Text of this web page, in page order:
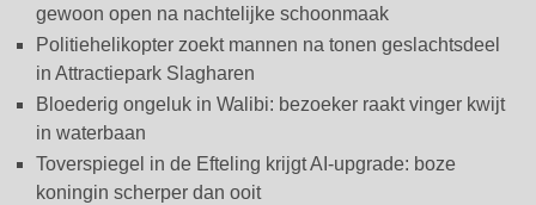
gewoon open na nachtelijke schoonmaak
Politiehelikopter zoekt mannen na tonen geslachtsdeel
in Attractiepark Slagharen
Bloederig ongeluk in Walibi: bezoeker raakt vinger kwijt
in waterbaan
Toverspiegel in de Efteling krijgt AI-upgrade: boze
koningin scherper dan ooit